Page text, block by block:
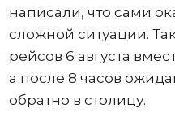
написали, что сами
сложной ситуации.
рейсов 6 августа
а после 8 часов
обратно в столицу.